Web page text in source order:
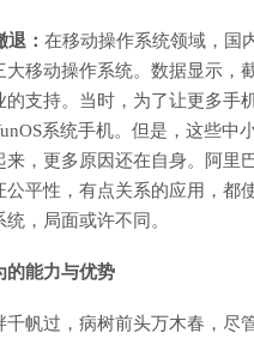
退： 在移动操作系统领域，国
大移动操作系统。数据显示，
的支持。当时，为了让更多手
系统手机。但是，这些中
来，更多原因还在自身。阿里
公平性，有点关系的应用，都
，局面或许不同。
的能力与优势
千帆过，病树前头万木春，尽